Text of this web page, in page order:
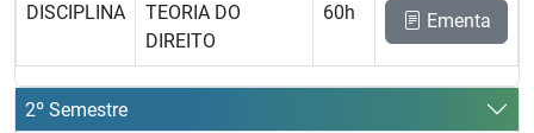
DISCIPLINA
TEORIA DO
DIREITO
60h Ementa
2º Semestre